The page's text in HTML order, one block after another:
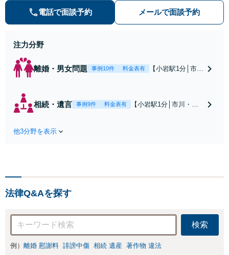
【解決実績約1000件】豊富な離婚調
停・裁判実績あり【不動産業界出
電話で面談予約 メールで面談予約
注力分野
離婚・男女問題 事例10件 料金表有
【小岩駅1分│市
回避、裁判提起前
の和解、子の認知
相続・遺言 事例9件 料金表有
【小岩駅1分│市川・船
しい地域の皆さまも、
休日対応可】
他3分野を表示
法律Q&Aを探す
検索
例） 離婚 慰謝料 誹謗中傷 相続 遺産 著作物 違法